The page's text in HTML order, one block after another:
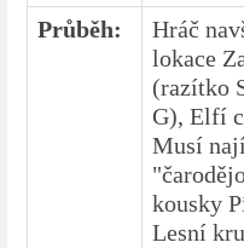
Průběh:
Hráč
lokace
(razítko
G), Elfí
Musí
kousky
Lesní